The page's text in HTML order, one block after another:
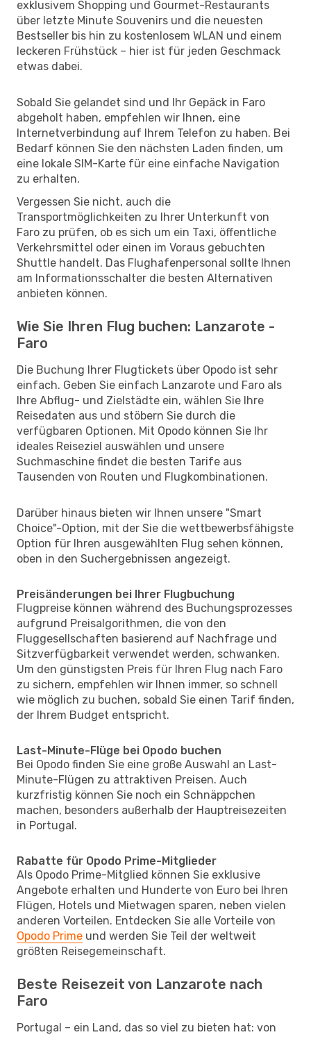
exklusivem Shopping und Gourmet-Restaurants
über letzte Minute Souvenirs und die neuesten
Bestseller bis hin zu kostenlosem WLAN und einem
leckeren Frühstück – hier ist für jeden Geschmack
etwas dabei.
Sobald Sie gelandet sind und Ihr Gepäck in Faro
abgeholt haben, empfehlen wir Ihnen, eine
Internetverbindung auf Ihrem Telefon zu haben. Bei
Bedarf können Sie den nächsten Laden finden, um
eine lokale SIM-Karte für eine einfache Navigation
zu erhalten.
Vergessen Sie nicht, auch die
Transportmöglichkeiten zu Ihrer Unterkunft von
Faro zu prüfen, ob es sich um ein Taxi, öffentliche
Verkehrsmittel oder einen im Voraus gebuchten
Shuttle handelt. Das Flughafenpersonal sollte Ihnen
am Informationsschalter die besten Alternativen
anbieten können.
Wie Sie Ihren Flug buchen: Lanzarote -
Faro
Die Buchung Ihrer Flugtickets über Opodo ist sehr
einfach. Geben Sie einfach Lanzarote und Faro als
Ihre Abflug- und Zielstädte ein, wählen Sie Ihre
Reisedaten aus und stöbern Sie durch die
verfügbaren Optionen. Mit Opodo können Sie Ihr
ideales Reiseziel auswählen und unsere
Suchmaschine findet die besten Tarife aus
Tausenden von Routen und Flugkombinationen.
Darüber hinaus bieten wir Ihnen unsere "Smart
Choice"-Option, mit der Sie die wettbewerbsfähigste
Option für Ihren ausgewählten Flug sehen können,
oben in den Suchergebnissen angezeigt.
Preisänderungen bei Ihrer Flugbuchung
Flugpreise können während des Buchungsprozesses
aufgrund Preisalgorithmen, die von den
Fluggesellschaften basierend auf Nachfrage und
Sitzverfügbarkeit verwendet werden, schwanken.
Um den günstigsten Preis für Ihren Flug nach Faro
zu sichern, empfehlen wir Ihnen immer, so schnell
wie möglich zu buchen, sobald Sie einen Tarif finden,
der Ihrem Budget entspricht.
Last-Minute-Flüge bei Opodo buchen
Bei Opodo finden Sie eine große Auswahl an Last-
Minute-Flügen zu attraktiven Preisen. Auch
kurzfristig können Sie noch ein Schnäppchen
machen, besonders außerhalb der Hauptreisezeiten
in Portugal.
Rabatte für Opodo Prime-Mitglieder
Als Opodo Prime-Mitglied können Sie exklusive
Angebote erhalten und Hunderte von Euro bei Ihren
Flügen, Hotels und Mietwagen sparen, neben vielen
anderen Vorteilen. Entdecken Sie alle Vorteile von
Opodo Prime und werden Sie Teil der weltweit
größten Reisegemeinschaft.
Beste Reisezeit von Lanzarote nach
Faro
Portugal – ein Land, das so viel zu bieten hat: von